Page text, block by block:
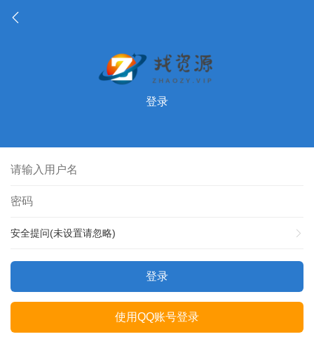
登录
安全提问(未设置请忽略)
登录
使用QQ账号登录